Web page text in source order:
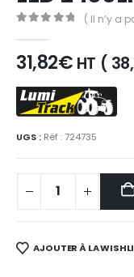
( Il n’y a
31,82€ HT (
UGS : Réf : 724735
AJOUTER À LA